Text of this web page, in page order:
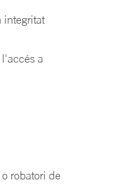
integritat
a
robatori de